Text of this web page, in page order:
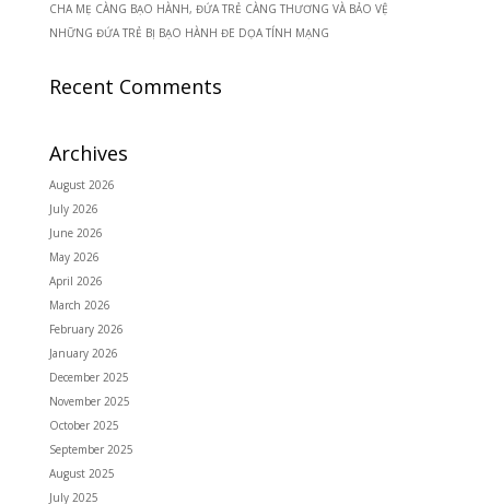
CHA MẸ CÀNG BẠO HÀNH, ĐỨA TRẺ CÀNG THƯƠNG VÀ BẢO VỆ
NHỮNG ĐỨA TRẺ BỊ BẠO HÀNH ĐE DỌA TÍNH MẠNG
Recent Comments
Archives
August 2026
July 2026
June 2026
May 2026
April 2026
March 2026
February 2026
January 2026
December 2025
November 2025
October 2025
September 2025
August 2025
July 2025